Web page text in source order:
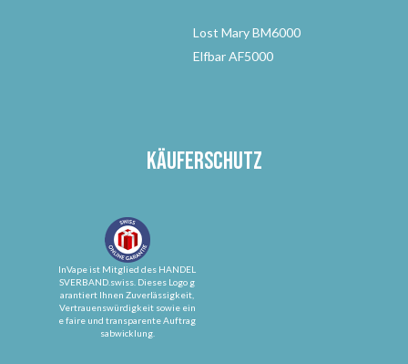
Lost Mary BM6000
Elfbar AF5000
Käuferschutz
InVape ist Mitglied des HANDEL
SVERBAND.swiss. Dieses Logo g
arantiert Ihnen Zuverlässigkeit,
Vertrauenswürdigkeit sowie ein
e faire und transparente Auftrag
sabwicklung.